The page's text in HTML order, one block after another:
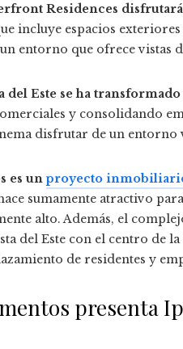
Residences
incluye espacios
entorno que ofrece vistas
del Este se ha
y consolidando
disfrutar de un
es unproyecto
sumamente atractivo
alto. Además, el
del Este con el centro de
de residentes y
presenta